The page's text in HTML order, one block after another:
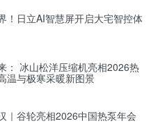
！日立AI智慧屏开启大宅智控体
： 冰山松洋压缩机亮相2026热
温与极寒采暖新图景
｜谷轮亮相2026中国热泵年会